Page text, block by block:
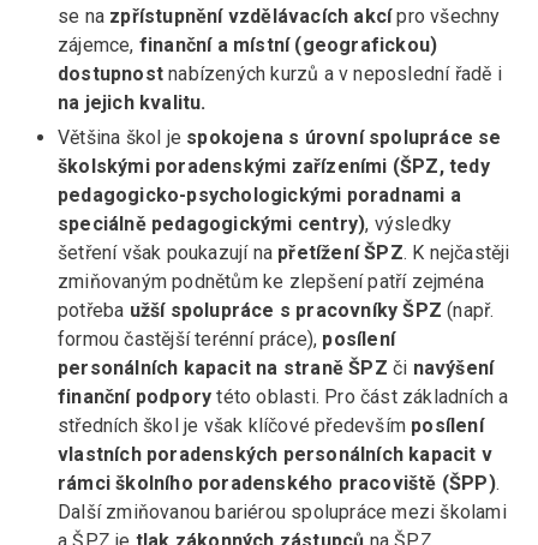
se na zpřístupnění vzdělávacích akcípro všechny
zájemce, finanční a místní (geografickou)
dostupnostnabízených kurzů a v neposlední řadě i
na jejich kvalitu.
Většina škol je spokojena s úrovní spolupráce se
školskými poradenskými zařízeními (ŠPZ, tedy
pedagogicko-psychologickými poradnami a
speciálně pedagogickými centry), výsledky
šetření však poukazují na přetížení ŠPZ. K nejčastěji
zmiňovaným podnětům ke zlepšení patří zejména
potřeba užší spolupráce s pracovníky ŠPZ (např.
formou častější terénní práce), posílení
personálních kapacit na straně ŠPZ či navýšení
finanční podporytéto oblasti. Pro část základních a
středních škol je však klíčové především posílení
vlastních poradenských personálních kapacit v
rámci školního poradenského pracoviště (ŠPP).
Další zmiňovanou bariérou spolupráce mezi školami